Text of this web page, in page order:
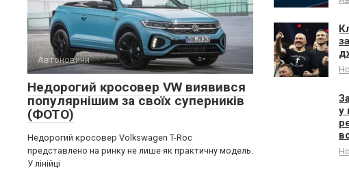
Автоновини
Недорогий кросовер VW виявився
популярнішим за своїх суперників
(ФОТО)
Недорогий кросовер Volkswagen T-Roc
представлено на ринку не лише як практичну модель.
У лінійці
у